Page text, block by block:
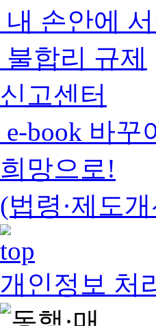
내 손안에
불합리 규제
신고센터
e-book 바꾸
희망으로!
(법령·제도
개인정보 처